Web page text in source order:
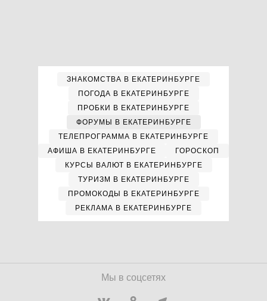
ЗНАКОМСТВА В ЕКАТЕРИНБУРГЕ
ПОГОДА В ЕКАТЕРИНБУРГЕ
ПРОБКИ В ЕКАТЕРИНБУРГЕ
ФОРУМЫ В ЕКАТЕРИНБУРГЕ
ТЕЛЕПРОГРАММА В ЕКАТЕРИНБУРГЕ
АФИША В ЕКАТЕРИНБУРГЕ
ГОРОСКОП
КУРСЫ ВАЛЮТ В ЕКАТЕРИНБУРГЕ
ТУРИЗМ В ЕКАТЕРИНБУРГЕ
ПРОМОКОДЫ В ЕКАТЕРИНБУРГЕ
РЕКЛАМА В ЕКАТЕРИНБУРГЕ
Мы в соцсетях